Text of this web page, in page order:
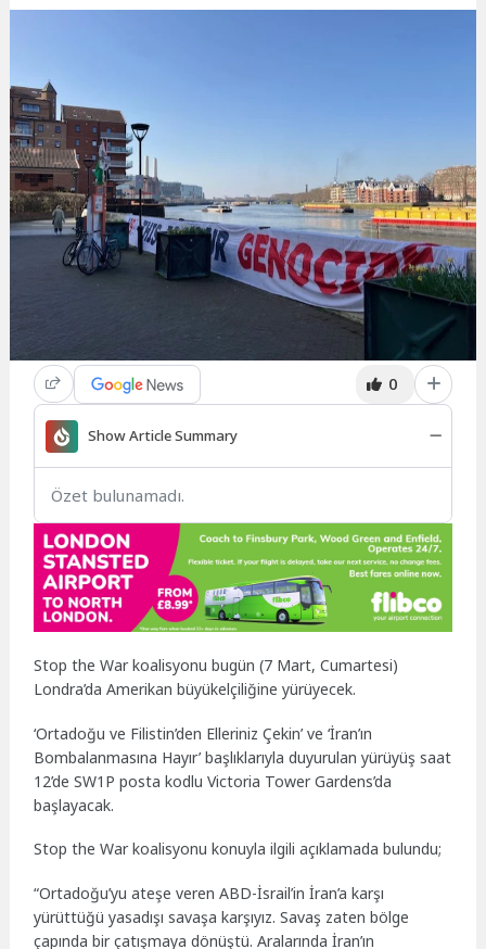
0
Show Article Summary
Özet bulunamadı.
Stop the War koalisyonu bugün (7 Mart, Cumartesi)
Londra’da Amerikan büyükelçiliğine yürüyecek.
‘Ortadoğu ve Filistin’den Elleriniz Çekin’ ve ‘İran’ın
Bombalanmasına Hayır’ başlıklarıyla duyurulan yürüyüş saat
12’de SW1P posta kodlu Victoria Tower Gardens’da
başlayacak.
Stop the War koalisyonu konuyla ilgili açıklamada bulundu;
“Ortadoğu’yu ateşe veren ABD-İsrail’in İran’a karşı
yürüttüğü yasadışı savaşa karşıyız. Savaş zaten bölge
çapında bir çatışmaya dönüştü. Aralarında İran’ın